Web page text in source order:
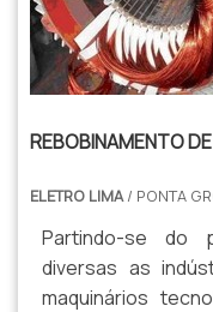
REBOBINAMENTO
ELETRO LIMA/ PONTA
Partindo-se do
diversas as
maquinários